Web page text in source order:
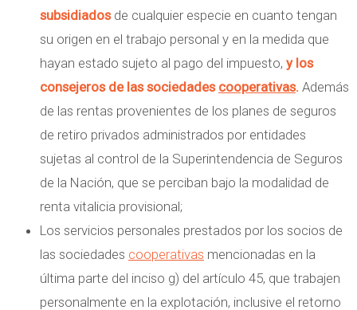
subsidiadosde cualquier especie en cuanto tengan
su origen en el trabajo personal y en la medida que
hayan estado sujeto al pago del impuesto, y los
consejeros de las sociedades cooperativas. Además
de las rentas provenientes de los planes de seguros
de retiro privados administrados por entidades
sujetas al control de la Superintendencia de Seguros
de la Nación, que se perciban bajo la modalidad de
renta vitalicia provisional;
Los servicios personales prestados por los socios de
las sociedades cooperativas mencionadas en la
última parte del inciso g) del artículo 45, que trabajen
personalmente en la explotación, inclusive el retorno